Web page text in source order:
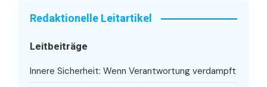
Redaktionelle Leitartikel
Leitbeiträge
Innere Sicherheit: Wenn Verantwortung verdampft